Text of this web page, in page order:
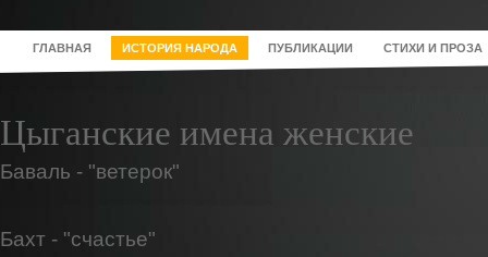
ГЛАВНАЯ ИСТОРИЯ НАРОДА ПУБЛИКАЦИИ СТИХИ И ПРОЗА
Цыганские имена женские
Баваль - "ветерок"
Бахт - "счастье"